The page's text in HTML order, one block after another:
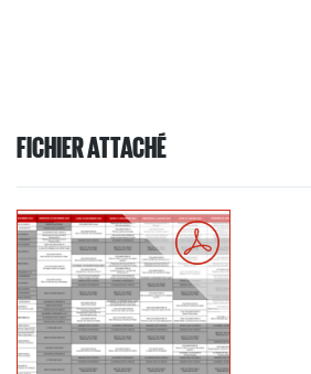
FICHIER ATTACHÉ